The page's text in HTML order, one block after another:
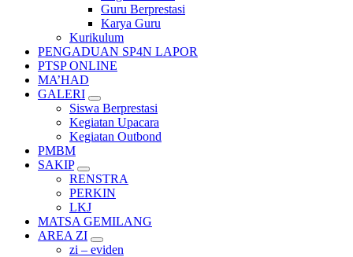
Guru Berprestasi
Karya Guru
Kurikulum
PENGADUAN SP4N LAPOR
PTSP ONLINE
MA’HAD
GALERI
Siswa Berprestasi
Kegiatan Upacara
Kegiatan Outbond
PMBM
SAKIP
RENSTRA
PERKIN
LKJ
MATSA GEMILANG
AREA ZI
zi – eviden